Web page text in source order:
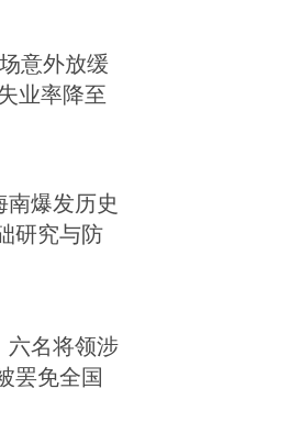
意外放缓
业率降至
南爆发历史
研究与防
六名将领涉
罢免全国